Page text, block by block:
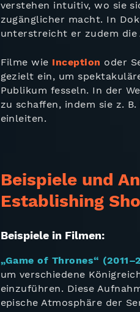
verstehen intuitiv, wo sie
zugänglicher macht. In
unterstreicht er zudem
Filme wie Inception oder
gezielt ein, um
Publikum fesseln. In der
zu schaffen, indem sie z.
einleiten.
Beispiele und
Establishing
Beispiele in Filmen:
„Game of Thrones“
um verschiedene
einzuführen. Diese
epische Atmosphäre der